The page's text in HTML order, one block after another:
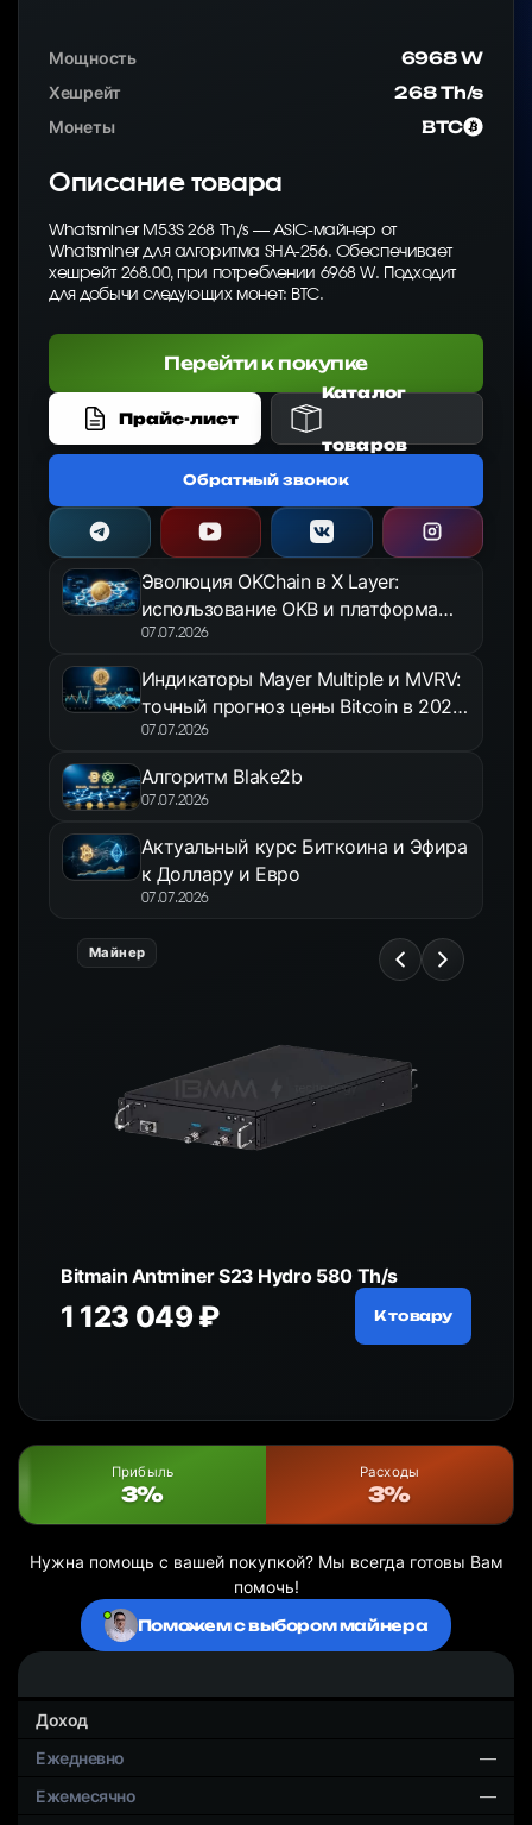
Мощность
6968 W
Хешрейт
268 Th/s
Монеты
BTC
Описание товара
Whatsminer M53S 268 Th/s — ASIC-майнер от
Whatsminer для алгоритма SHA-256. Обеспечивает
хешрейт 268.00, при потреблении 6968 W. Подходит
для добычи следующих монет: BTC.
Перейти к покупке
Прайс-лист
Каталог
товаров
Обратный звонок
Эволюция OKChain в X Layer:
использование OKB и платформа
OKX Jumpstart в 2026 году
07.07.2026
Индикаторы Mayer Multiple и MVRV:
точный прогноз цены Bitcoin в 2026
году
07.07.2026
Алгоритм Blake2b
07.07.2026
Актуальный курс Биткоина и Эфира
к Доллару и Евро
07.07.2026
Майнер
Bitmain Antminer S23 Hydro 580 Th/s
1 123 049 ₽ К товару
Прибыль
3%
Расходы
3%
Нужна помощь с вашей покупкой? Мы всегда готовы Вам
помочь!
Поможем с выбором майнера
Доход
—
—